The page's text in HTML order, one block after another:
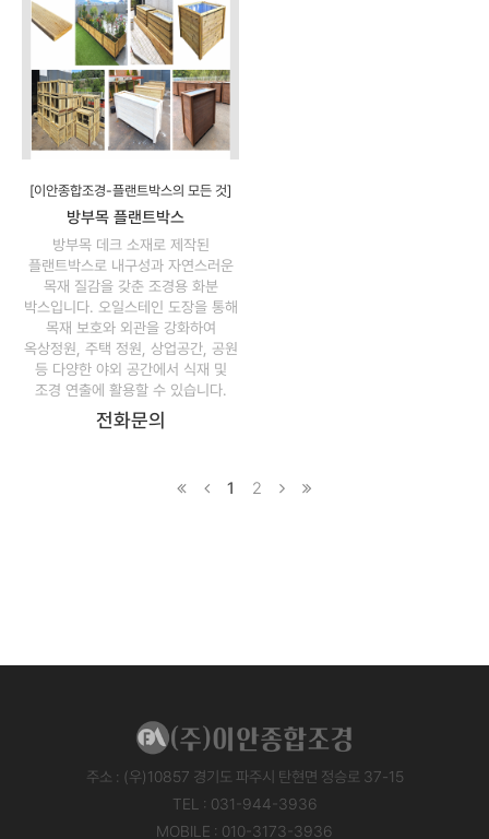
[이안종합조경-플랜트박스의 모든 것]
방부목 플랜트박스
방부목 데크 소재로 제작된
플랜트박스로 내구성과 자연스러운
목재 질감을 갖춘 조경용 화분
박스입니다. 오일스테인 도장을 통해
목재 보호와 외관을 강화하여
옥상정원, 주택 정원, 상업공간, 공원
등 다양한 야외 공간에서 식재 및
조경 연출에 활용할 수 있습니다.
전화문의
1 2
주소 : (우)10857 경기도 파주시 탄현면 정승로 37-15
TEL : 031-944-3936
MOBILE : 010-3173-3936